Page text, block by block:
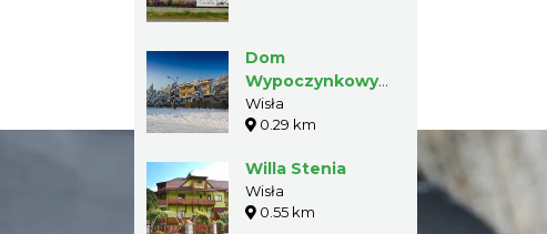
Dom
Wypoczynkowy
"Potok"
Wisła
0.29 km
Willa Stenia
Wisła
0.55 km